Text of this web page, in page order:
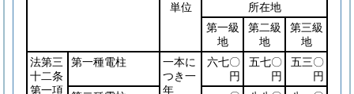
単位
所在地
第一級
地
第二級
地
第三級
地
法第三
十二条
第一項
第一種電柱
一本に
つき一
年
六七〇
円
五七〇
円
五三〇
円